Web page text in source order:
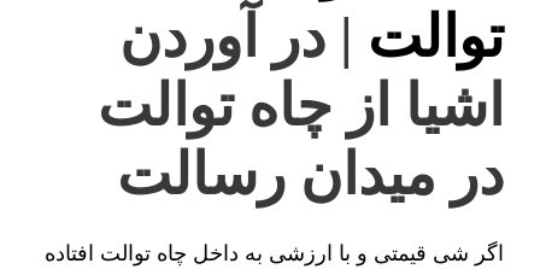
توالت | در آوردن
اشیا از چاه توالت
در میدان رسالت
اگر شی قیمتی و با ارزشی به داخل چاه توالت افتاده